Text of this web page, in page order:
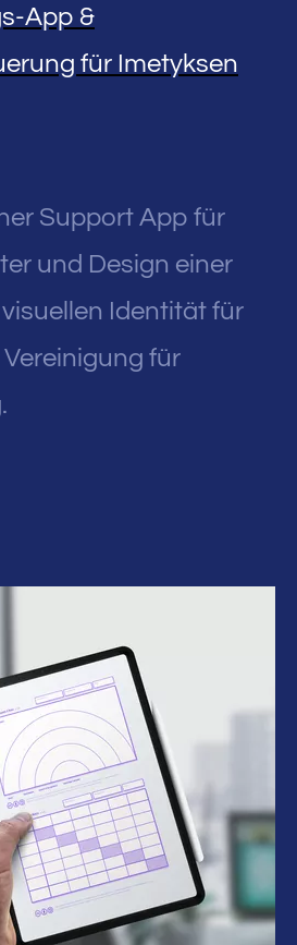
App &
für Imetyksen
Support App für
und Design einer
Identität für
für